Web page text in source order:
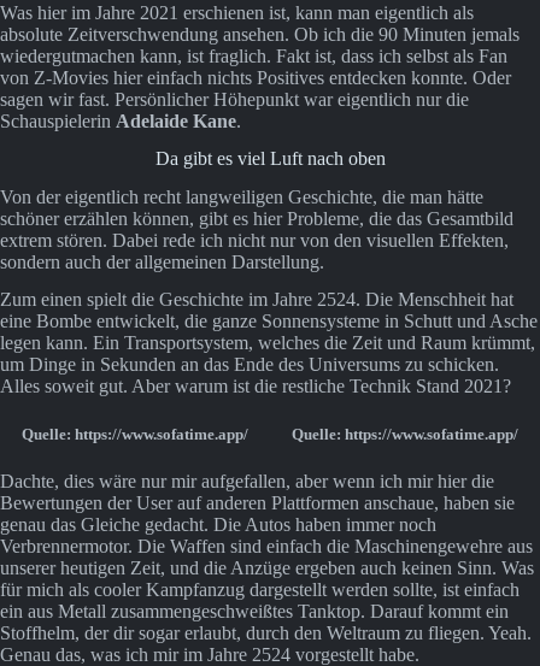
Was hier im Jahre 2021 erschienen ist, kann man eigentlich als
absolute Zeitverschwendung ansehen. Ob ich die 90 Minuten jemals
wiedergutmachen kann, ist fraglich. Fakt ist, dass ich selbst als Fan
von Z-Movies hier einfach nichts Positives entdecken konnte. Oder
sagen wir fast. Persönlicher Höhepunkt war eigentlich nur die
Schauspielerin Adelaide Kane.
Da gibt es viel Luft nach oben
Von der eigentlich recht langweiligen Geschichte, die man hätte
schöner erzählen können, gibt es hier Probleme, die das Gesamtbild
extrem stören. Dabei rede ich nicht nur von den visuellen Effekten,
sondern auch der allgemeinen Darstellung.
Zum einen spielt die Geschichte im Jahre 2524. Die Menschheit hat
eine Bombe entwickelt, die ganze Sonnensysteme in Schutt und Asche
legen kann. Ein Transportsystem, welches die Zeit und Raum krümmt,
um Dinge in Sekunden an das Ende des Universums zu schicken.
Alles soweit gut. Aber warum ist die restliche Technik Stand 2021?
Quelle: https://www.sofatime.app/ Quelle: https://www.sofatime.app/
Dachte, dies wäre nur mir aufgefallen, aber wenn ich mir hier die
Bewertungen der User auf anderen Plattformen anschaue, haben sie
genau das Gleiche gedacht. Die Autos haben immer noch
Verbrennermotor. Die Waffen sind einfach die Maschinengewehre aus
unserer heutigen Zeit, und die Anzüge ergeben auch keinen Sinn. Was
für mich als cooler Kampfanzug dargestellt werden sollte, ist einfach
ein aus Metall zusammengeschweißtes Tanktop. Darauf kommt ein
Stoffhelm, der dir sogar erlaubt, durch den Weltraum zu fliegen. Yeah.
Genau das, was ich mir im Jahre 2524 vorgestellt habe.